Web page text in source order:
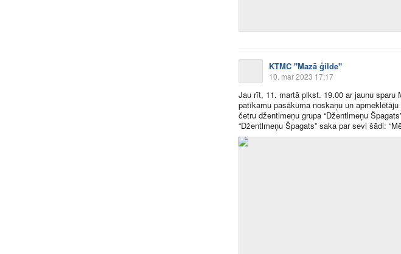
KTMC "Mazā ģilde"
10. mar 2023 17:17
Jau rīt, 11. martā plkst. 19.00 ar jaunu sparu
patīkamu pasākuma noskaņu un
četru džentlmeņu grupa “Džentlmeņu
“Džentlmeņu Špagats” saka par sevi šādi: